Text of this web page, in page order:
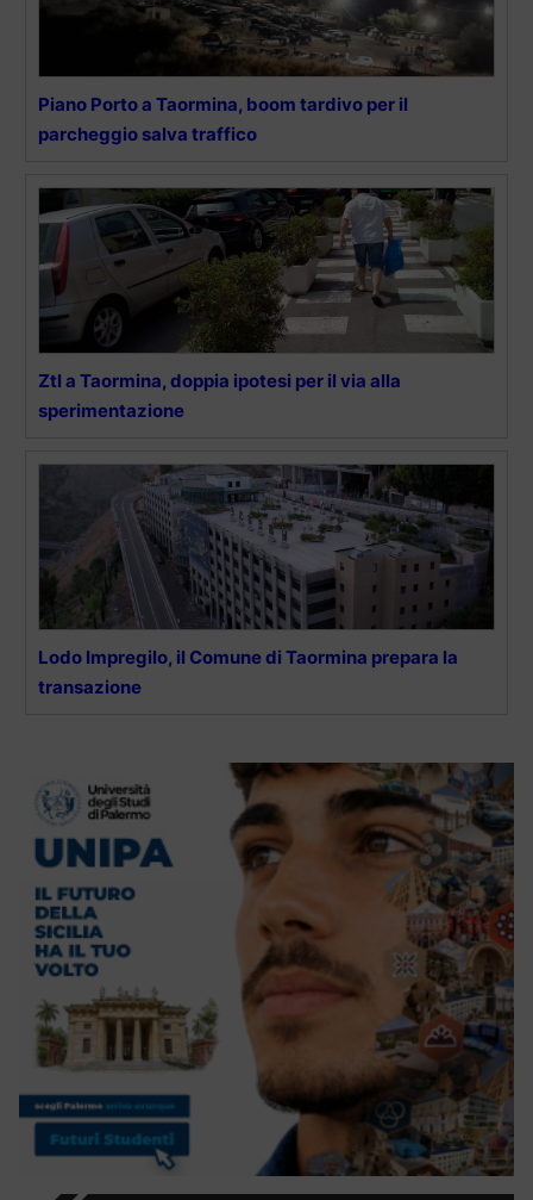
Piano Porto a Taormina, boom tardivo per il
parcheggio salva traffico
Ztl a Taormina, doppia ipotesi per il via alla
sperimentazione
Lodo Impregilo, il Comune di Taormina prepara la
transazione